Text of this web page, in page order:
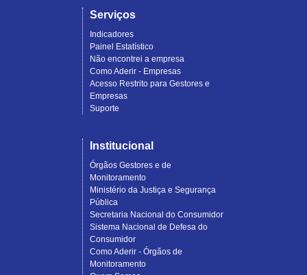
Serviços
Indicadores
Painel Estatístico
Não encontrei a empresa
Como Aderir - Empresas
Acesso Restrito para Gestores e
Empresas
Suporte
Institucional
Órgãos Gestores e de
Monitoramento
Ministério da Justiça e Segurança
Pública
Secretaria Nacional do Consumidor
Sistema Nacional de Defesa do
Consumidor
Como Aderir - Órgãos de
Monitoramento